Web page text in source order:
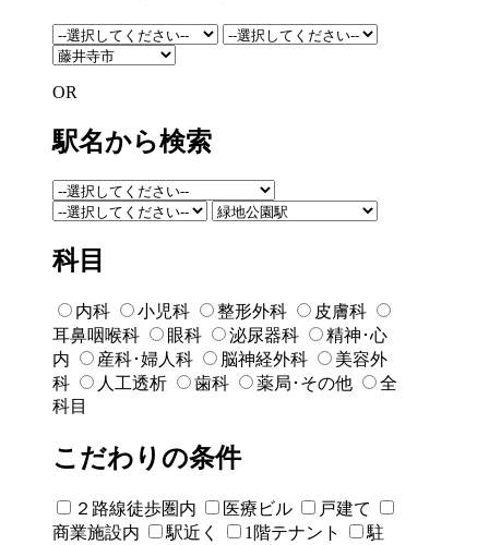
OR
駅名から検索
科目
内科 小児科 整形外科
皮膚科
耳鼻咽喉科
眼科 泌尿器科
精神･心
内
産科･婦人科 脳神経外科
美容外
科
人工透析 歯科 薬局･その他
全
科目
こだわりの条件
２路線徒歩圏内 医療ビル
戸建て
商業施設内
駅近く 1階テナント
駐